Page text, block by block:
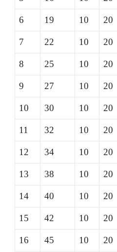
6 19 10 20
7 22 10 20
8 25 10 20
9 27 10 20
10 30 10 20
11 32 10 20
12 34 10 20
13 38 10 20
14 40 10 20
15 42 10 20
16 45 10 20